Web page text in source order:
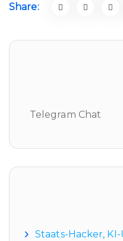
Share:
Telegram Chat
Staats-Hacker,